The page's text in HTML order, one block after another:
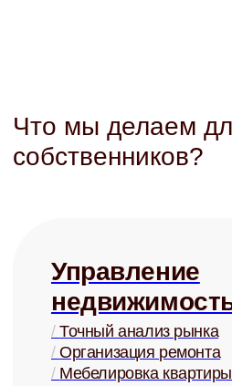
Юридическая
защита
Детально проработанные договоры
Представление в суде
Взыскание задолженностей
От 3 000 ₽